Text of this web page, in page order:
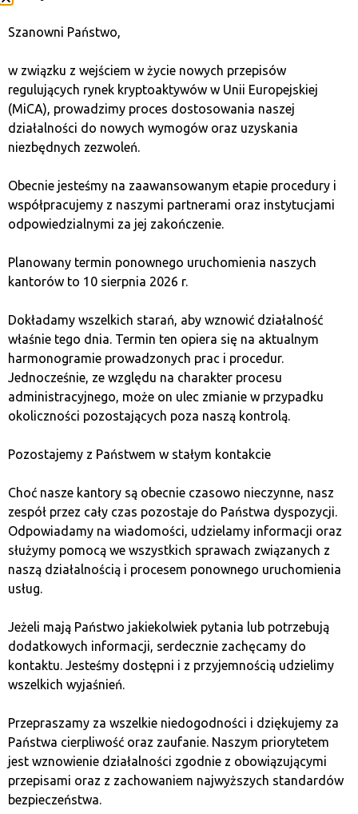
вигіднішим вибором.
Який майнінговий
пристрій варто вибрати
для KAS?
Вибір відповідного обладнання для майнінгу
криптовалюти Kaspa (KAS) — це ключовий крок для
досягнення успіху на ринку видобутку. З алгоритмом
підібрати майнер, який відповідатиме вашим
потребам як у продуктивності, так і в
варіанти майнерів, доступних на ринку, враховуючи
їх технічні параметри, операційні витрати та
потенціал повернення інвестицій.
Bitmain Antminer KS5 Pro – лідер серед майнерів
KASPA
Bitmain Antminer KS5 Pro — один із найсучасніших
вражаючою продуктивністю 21Th/s і
енергоефективністю на рівні 150j/Th. При споживанні
енергії всього 3150W KS5 Pro є ідеальним вибором
для майнерів, які шукають максимальну
обчислювальну потужність за оптимальних
експлуатаційних витрат. Оснащений чотирма
справляється з відведенням тепла, що є ключовим
для тривалої та стабільної роботи.
Хоча Antminer KS5 Pro є обладнанням преміум-класу
розширена гарантія (180 днів) роблять його
інвестицією, гідною уваги. Видобуваючи Kaspa за
допомогою цього пристрою, ви можете
розраховувати на стабільний дохід навіть за умов
змін ринку.
Szanowni Państwo,
w związku z wejściem w życie nowych przepisów
regulujących rynek kryptoaktywów w Unii Europejskiej
(MiCA), prowadzimy proces dostosowania naszej
działalności do nowych wymogów oraz uzyskania
niezbędnych zezwoleń.
Obecnie jesteśmy na zaawansowanym etapie procedury i
współpracujemy z naszymi partnerami oraz instytucjami
odpowiedzialnymi za jej zakończenie.
Planowany termin ponownego uruchomienia naszych
kantorów to 10 sierpnia 2026 r.
Dokładamy wszelkich starań, aby wznowić działalność
właśnie tego dnia. Termin ten opiera się na aktualnym
harmonogramie prowadzonych prac i procedur.
Jednocześnie, ze względu na charakter procesu
administracyjnego, może on ulec zmianie w przypadku
okoliczności pozostających poza naszą kontrolą.
Pozostajemy z Państwem w stałym kontakcie
Choć nasze kantory są obecnie czasowo nieczynne, nasz
zespół przez cały czas pozostaje do Państwa dyspozycji.
Odpowiadamy na wiadomości, udzielamy informacji oraz
służymy pomocą we wszystkich sprawach związanych z
naszą działalnością i procesem ponownego uruchomienia
usług.
Jeżeli mają Państwo jakiekolwiek pytania lub potrzebują
dodatkowych informacji, serdecznie zachęcamy do
kontaktu. Jesteśmy dostępni i z przyjemnością udzielimy
wszelkich wyjaśnień.
Przepraszamy za wszelkie niedogodności i dziękujemy za
Państwa cierpliwość oraz zaufanie. Naszym priorytetem
jest wznowienie działalności zgodnie z obowiązującymi
przepisami oraz z zachowaniem najwyższych standardów
bezpieczeństwa.